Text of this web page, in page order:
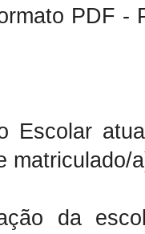
PDF -
Escolar
matriculado/
da